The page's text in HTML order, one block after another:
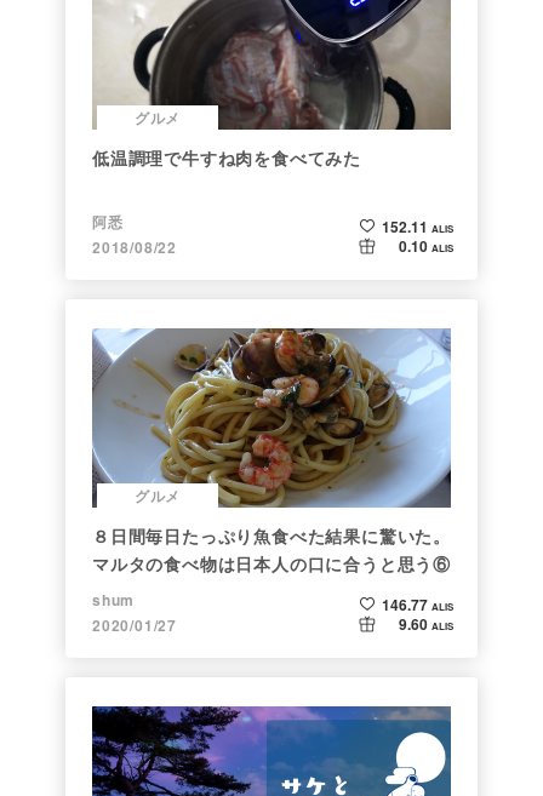
グルメ
低温調理で牛すね肉を食べてみた
阿悉
2018/08/22
152.11 ALIS
0.10 ALIS
グルメ
８日間毎日たっぷり魚食べた結果に驚いた。
マルタの食べ物は日本人の口に合うと思う⑥
shum
2020/01/27
146.77 ALIS
9.60 ALIS